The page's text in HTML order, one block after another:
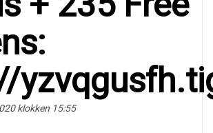
klokken 15:55